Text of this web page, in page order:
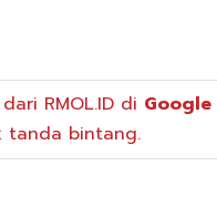
RMOL.ID di Google
tanda bintang.